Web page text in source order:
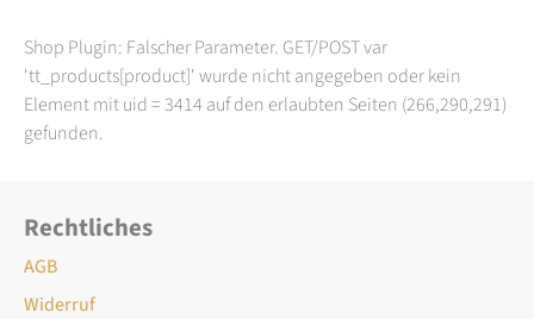
Shop Plugin: Falscher Parameter. GET/POST var
'tt_products[product]' wurde nicht angegeben oder kein
Element mit uid = 3414 auf den erlaubten Seiten (266,290,291)
gefunden.
Rechtliches
AGB
Widerruf